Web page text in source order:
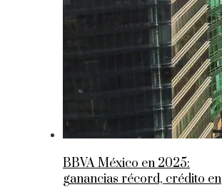
BBVA México en 2025:
ganancias récord, crédito en